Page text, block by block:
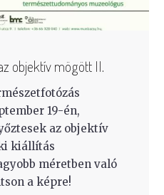
objektív mögött II.
19-én,
az objektív
kiállítás
méretben való
a képre!